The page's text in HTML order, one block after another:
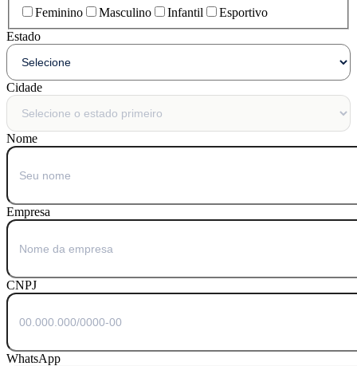
Feminino
Masculino Infantil
Esportivo
Estado
Cidade
Nome
Empresa
CNPJ
WhatsApp